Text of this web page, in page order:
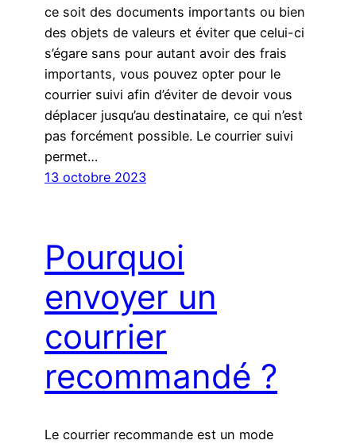
ce soit des documents importants ou bien
des objets de valeurs et éviter que celui-ci
s’égare sans pour autant avoir des frais
importants, vous pouvez opter pour le
courrier suivi afin d’éviter de devoir vous
déplacer jusqu’au destinataire, ce qui n’est
pas forcément possible. Le courrier suivi
permet…
13 octobre 2023
Pourquoi
envoyer un
courrier
recommandé ?
Le courrier recommande est un mode